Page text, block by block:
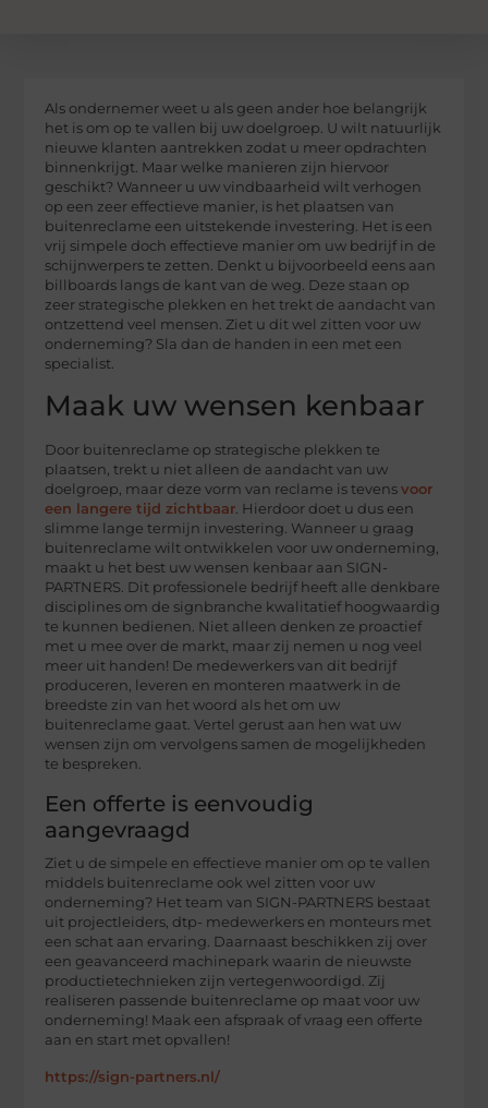
Als ondernemer weet u als geen ander hoe belangrijk
het is om op te vallen bij uw doelgroep. U wilt natuurlijk
nieuwe klanten aantrekken zodat u meer opdrachten
binnenkrijgt. Maar welke manieren zijn hiervoor
geschikt? Wanneer u uw vindbaarheid wilt verhogen
op een zeer effectieve manier, is het plaatsen van
buitenreclame een uitstekende investering. Het is een
vrij simpele doch effectieve manier om uw bedrijf in de
schijnwerpers te zetten. Denkt u bijvoorbeeld eens aan
billboards langs de kant van de weg. Deze staan op
zeer strategische plekken en het trekt de aandacht van
ontzettend veel mensen. Ziet u dit wel zitten voor uw
onderneming? Sla dan de handen in een met een
specialist.
Maak uw wensen kenbaar
Door buitenreclame op strategische plekken te
plaatsen, trekt u niet alleen de aandacht van uw
doelgroep, maar deze vorm van reclame is tevensvoor
een langere tijd zichtbaar. Hierdoor doet u dus een
slimme lange termijn investering. Wanneer u graag
buitenreclame wilt ontwikkelen voor uw onderneming,
maakt u het best uw wensen kenbaar aan SIGN-
PARTNERS. Dit professionele bedrijf heeft alle denkbare
disciplines om de signbranche kwalitatief hoogwaardig
te kunnen bedienen. Niet alleen denken ze proactief
met u mee over de markt, maar zij nemen u nog veel
meer uit handen! De medewerkers van dit bedrijf
produceren, leveren en monteren maatwerk in de
breedste zin van het woord als het om uw
buitenreclame gaat. Vertel gerust aan hen wat uw
wensen zijn om vervolgens samen de mogelijkheden
te bespreken.
Een offerte is eenvoudig
aangevraagd
Ziet u de simpele en effectieve manier om op te vallen
middels buitenreclame ook wel zitten voor uw
onderneming? Het team van SIGN-PARTNERS bestaat
uit projectleiders, dtp- medewerkers en monteurs met
een schat aan ervaring. Daarnaast beschikken zij over
een geavanceerd machinepark waarin de nieuwste
productietechnieken zijn vertegenwoordigd. Zij
realiseren passende buitenreclame op maat voor uw
onderneming! Maak een afspraak of vraag een offerte
aan en start met opvallen!
https://sign-partners.nl/